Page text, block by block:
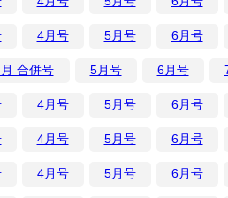
4月号 5月号 6月号
合併号 5月号 6月号
4月号 5月号 6月号
4月号 5月号 6月号
4月号 5月号 6月号